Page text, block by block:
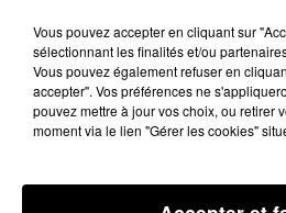
8 janvier 2025 - 2 min 14 sec
LES INFOS DU BÉARN DU
Vous pouvez accepter en cliquant sur
sélectionnant les finalités et/ou
Vous pouvez également refuser en
accepter". Vos préférences ne
pouvez mettre à jour vos choix, ou retirer
moment via le lien "Gérer les cookies"